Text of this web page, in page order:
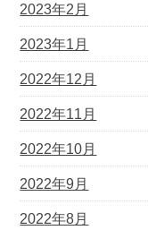
2023年2月
2023年1月
2022年12月
2022年11月
2022年10月
2022年9月
2022年8月